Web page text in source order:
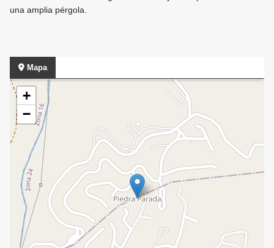
una amplia pérgola.
Mapa
+
−